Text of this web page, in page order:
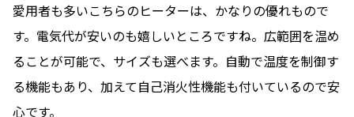
愛用者も多いこちらのヒーターは、かなりの優れもので
す。電気代が安いのも嬉しいところですね。広範囲を温め
ることが可能で、サイズも選べます。自動で温度を制御す
る機能もあり、加えて自己消火性機能も付いているので安
心です。